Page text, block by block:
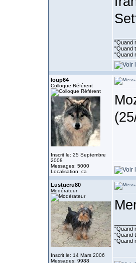
"Quand
"Quand
"Quand
loup64
Colloque Référent
Inscrit le: 25 Septembre
2008
Messages: 5000
Localisation: ca
Lustucru80
Modérateur
Inscrit le: 14 Mars 2006
Messages: 9988
"Quand
"Quand
"Quand